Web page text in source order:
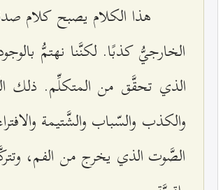
هذا الكلام يصبح كلام
الخارجيُّ كذبًا. لكنَّنا نهتمُّ
الذي تحقَّق من المتكلِّم. ذلك
والكذب والسّباب والشَّتيمة
الصَّوت الذي يخرج من الفم،